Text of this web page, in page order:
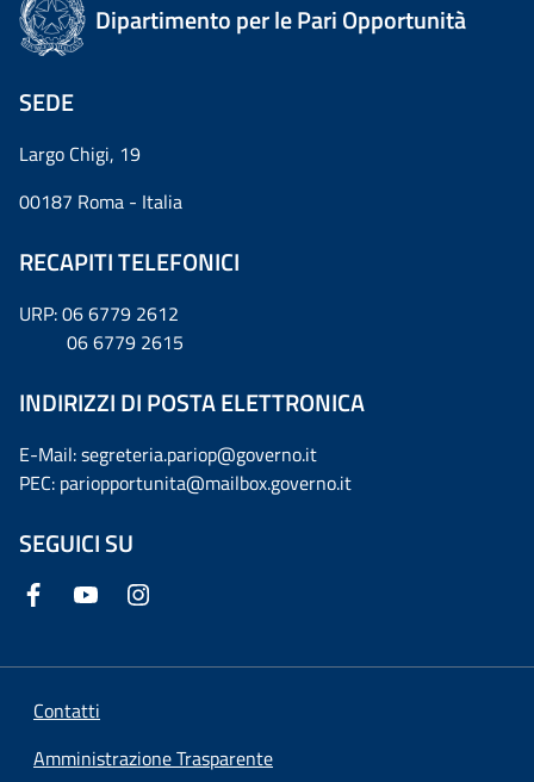
Dipartimento per le Pari Opportunità
SEDE
Largo Chigi, 19
00187 Roma - Italia
RECAPITI TELEFONICI
URP: 06 6779 2612
06 6779 2615
INDIRIZZI DI POSTA ELETTRONICA
E-Mail: segreteria.pariop@governo.it
PEC: pariopportunita@mailbox.governo.it
SEGUICI SU
Contatti
Amministrazione Trasparente